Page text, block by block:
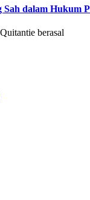
Sah dalam Hukum
berasal